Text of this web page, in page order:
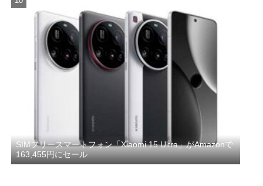
SIMフリースマートフォン「Xiaomi 15 Ultra」がAmazonで
163,455円にセール